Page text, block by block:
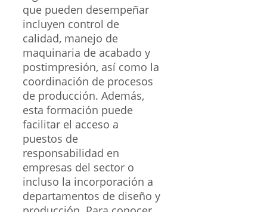
que pueden desempeñar
incluyen control de
calidad, manejo de
maquinaria de acabado y
postimpresión, así como la
coordinación de procesos
de producción. Además,
esta formación puede
facilitar el acceso a
puestos de
responsabilidad en
empresas del sector o
incluso la incorporación a
departamentos de diseño y